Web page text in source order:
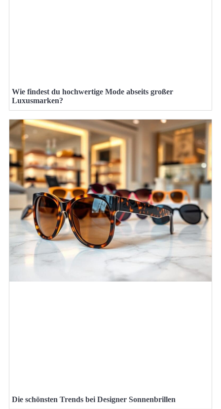
Wie findest du hochwertige Mode abseits großer
Luxusmarken?
Die schönsten Trends bei Designer Sonnenbrillen